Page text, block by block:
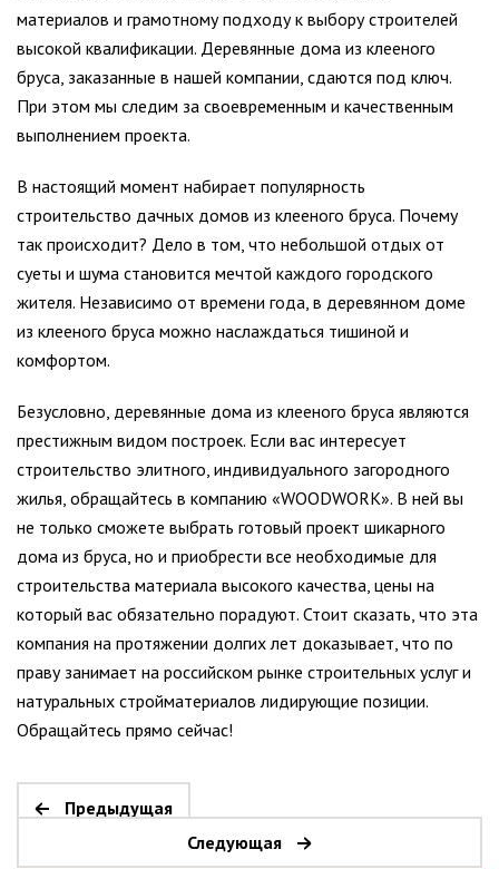
материалов и грамотному подходу к выбору строителей
высокой квалификации. Деревянные дома из клееного
бруса, заказанные в нашей компании, сдаются под ключ.
При этом мы следим за своевременным и качественным
выполнением проекта.
В настоящий момент набирает популярность
строительство дачных домов из клееного бруса. Почему
так происходит? Дело в том, что небольшой отдых от
суеты и шума становится мечтой каждого городского
жителя. Независимо от времени года, в деревянном доме
из клееного бруса можно наслаждаться тишиной и
комфортом.
Безусловно, деревянные дома из клееного бруса являются
престижным видом построек. Если вас интересует
строительство элитного, индивидуального загородного
жилья, обращайтесь в компанию «WOODWORK». В ней вы
не только сможете выбрать готовый проект шикарного
дома из бруса, но и приобрести все необходимые для
строительства материала высокого качества, цены на
который вас обязательно порадуют. Стоит сказать, что эта
компания на протяжении долгих лет доказывает, что по
праву занимает на российском рынке строительных услуг и
натуральных стройматериалов лидирующие позиции.
Обращайтесь прямо сейчас!
Предыдущая
Следующая